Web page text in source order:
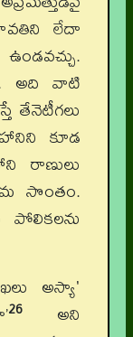
లేదా
అది వాటి
తేనెటీగలు
కూడ
రాణులు
సొంతం.
పోలికలను
అస్యా'
26
అని